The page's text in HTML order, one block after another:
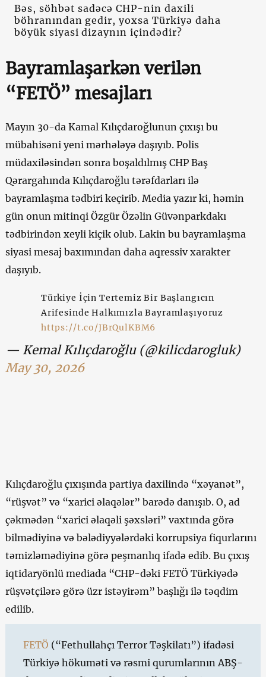
Bəs, söhbət sadəcə CHP-nin daxili
böhranından gedir, yoxsa Türkiyə daha
böyük siyasi dizaynın içindədir?
Bayramlaşarkən verilən
“FETÖ” mesajları
Mayın 30-da Kamal Kılıçdaroğlunun çıxışı bu
mübahisəni yeni mərhələyə daşıyıb. Polis
müdaxiləsindən sonra boşaldılmış CHP Baş
Qərargahında Kılıçdaroğlu tərəfdarları ilə
bayramlaşma tədbiri keçirib. Media yazır ki, həmin
gün onun mitinqi Özgür Özəlin Güvənparkdakı
tədbirindən xeyli kiçik olub. Lakin bu bayramlaşma
siyasi mesaj baxımından daha aqressiv xarakter
daşıyıb.
Türkiye İçin Tertemiz Bir Başlangıcın
Arifesinde Halkımızla Bayramlaşıyoruz
https://t.co/JBrQulKBM6
— Kemal Kılıçdaroğlu (@kilicdarogluk)
May 30, 2026
Kılıçdaroğlu çıxışında partiya daxilində “xəyanət”,
“rüşvət” və “xarici əlaqələr” barədə danışıb. O, ad
çəkmədən “xarici əlaqəli şəxsləri” vaxtında görə
bilmədiyinə və bələdiyyələrdəki korrupsiya fiqurlarını
təmizləmədiyinə görə peşmanlıq ifadə edib. Bu çıxış
iqtidaryönlü mediada “CHP-dəki FETÖ Türkiyədə
rüşvətçilərə görə üzr istəyirəm” başlığı ilə təqdim
edilib.
FETÖ (“Fethullahçı Terror Təşkilatı”) ifadəsi
Türkiyə hökuməti və rəsmi qurumlarının ABŞ-